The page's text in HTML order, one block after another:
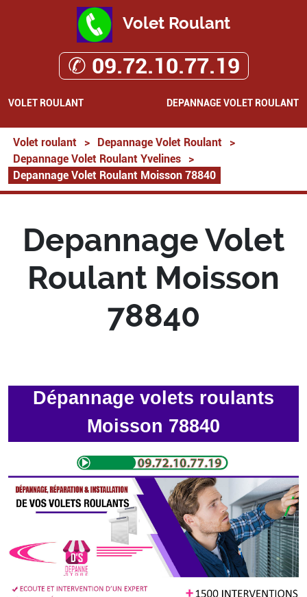
Volet Roulant
✆ 09.72.10.77.19
VOLET ROULANT DEPANNAGE VOLET ROULANT
Volet roulant > Depannage Volet Roulant
>
Depannage Volet Roulant Yvelines
>
Depannage Volet Roulant Moisson 78840
Depannage Volet
Roulant Moisson
78840
Dépannage volets roulants
Moisson 78840